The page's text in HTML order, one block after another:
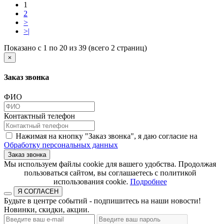
1
2
>
>|
Показано с 1 по 20 из 39 (всего 2 страниц)
×
Заказ звонка
ФИО
Контактный телефон
Нажимая на кнопку "Заказ звонка", я даю согласие на
Обработку персональных данных
Заказ звонка
​​​​​​​Мы используем файлы cookie для вашего удобства. Продолжая
пользоваться сайтом, вы соглашаетесь с политикой
использования cookie.​​​​​​​ Подробнее
Я СОГЛАСЕН
Будьте в центре событий - подпишитесь на наши новости!
Новинки, скидки, акции.